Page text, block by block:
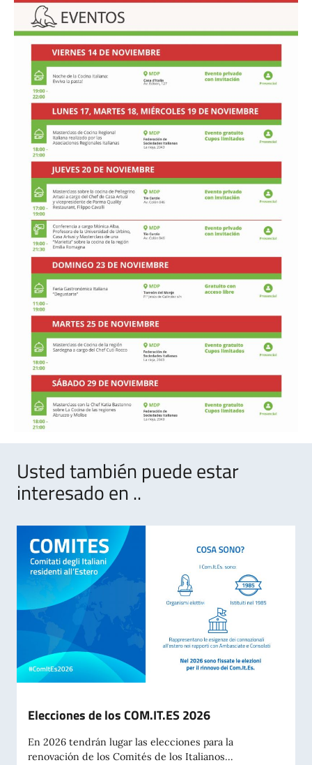
Usted también puede estar
interesado en ..
Elecciones de los COM.IT.ES 2026
En 2026 tendrán lugar las elecciones para la
renovación de los Comités de los Italianos...